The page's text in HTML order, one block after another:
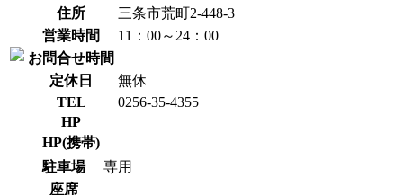
住所
三条市荒町2-448-3
営業時間
11：00～24：00
お問合せ時間
定休日
無休
TEL
0256-35-4355
HP
HP(携帯)
駐車場
専用
座席